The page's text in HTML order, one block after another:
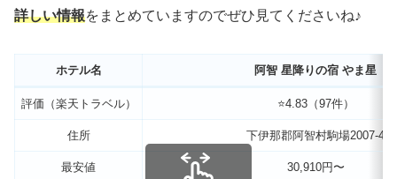
詳しい情報をまとめていますのでぜひ見てくださいね♪
ホテル名 阿智 星降りの宿 やま星
評価（楽天トラベル） ⭐️4.83（97件）
住所 下伊那郡阿智村駒場2007-4
最安値 30,910円〜